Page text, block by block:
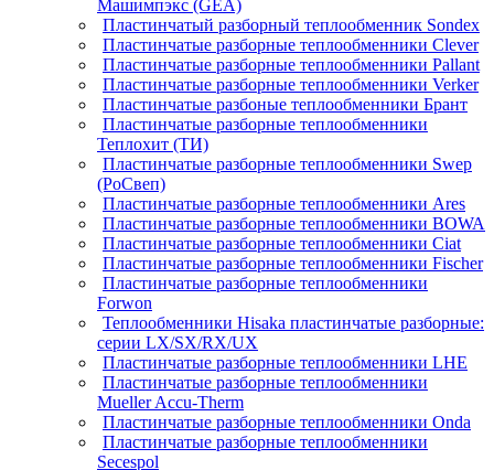
Машимпэкс (GEA)
Пластинчатый разборный теплообменник Sondex
Пластинчатые разборные теплообменники Clever
Пластинчатые разборные теплообменники Pallant
Пластинчатые разборные теплообменники Verker
Пластинчатые разбоные теплообменники Брант
Пластинчатые разборные теплообменники
Теплохит (ТИ)
Пластинчатые разборные теплообменники Swep
(РоСвеп)
Пластинчатые разборные теплообменники Ares
Пластинчатые разборные теплообменники BOWA
Пластинчатые разборные теплообменники Ciat
Пластинчатые разборные теплообменники Fischer
Пластинчатые разборные теплообменники
Forwon
Теплообменники Hisaka пластинчатые разборные:
серии LX/SX/RX/UX
Пластинчатые разборные теплообменники LHE
Пластинчатые разборные теплообменники
Mueller Accu-Therm
Пластинчатые разборные теплообменники Onda
Пластинчатые разборные теплообменники
Secespol